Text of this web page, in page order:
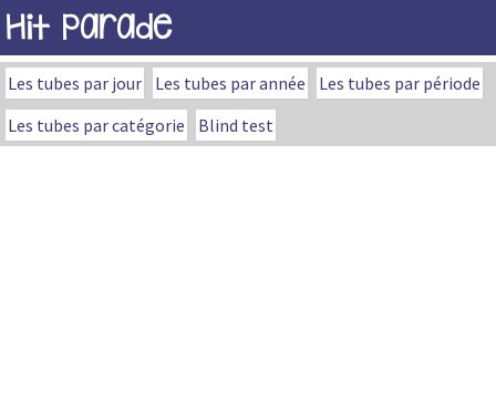
Hit Parade
Les tubes par jour Les tubes par année
Les tubes par période
Les tubes par catégorie
Blind test